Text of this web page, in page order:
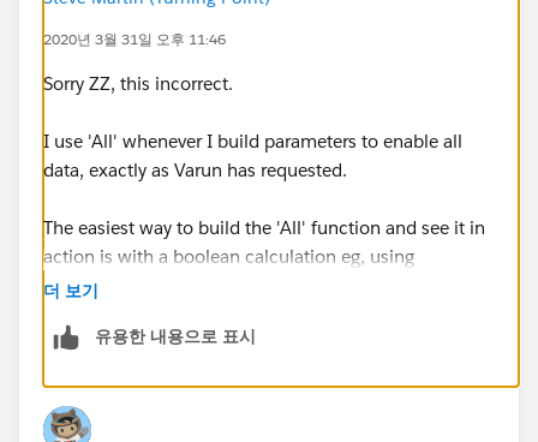
2020년 3월 31일 오후 11:46
Sorry ZZ, this incorrect.
I use 'All' whenever I build parameters to enable all
data, exactly as Varun has requested.
The easiest way to build the 'All' function and see it in
action is with a boolean calculation eg, using
Superstore and regions:
pRegion = 'Central', 'East', 'South', 'West', 'All'
Now create this calculated field: [fRegion]: pRegion =
Region or pRegion = 'All'
더 보기
유용한 내용으로 표시